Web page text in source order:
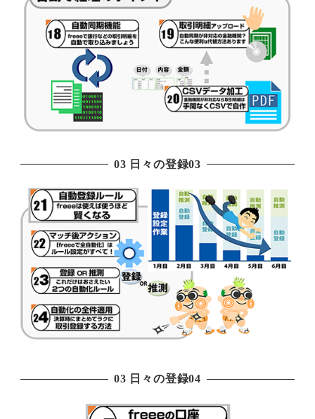
03 日々の登録03
03 日々の登録04